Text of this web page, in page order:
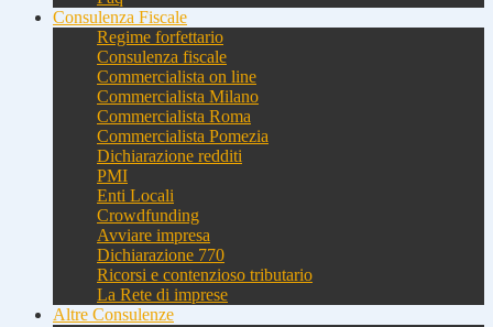
Consulenza Fiscale
Regime forfettario
Consulenza fiscale
Commercialista on line
Commercialista Milano
Commercialista Roma
Commercialista Pomezia
Dichiarazione redditi
PMI
Enti Locali
Crowdfunding
Avviare impresa
Dichiarazione 770
Ricorsi e contenzioso tributario
La Rete di imprese
Altre Consulenze